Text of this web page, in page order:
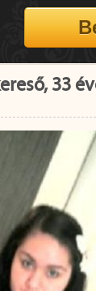
33